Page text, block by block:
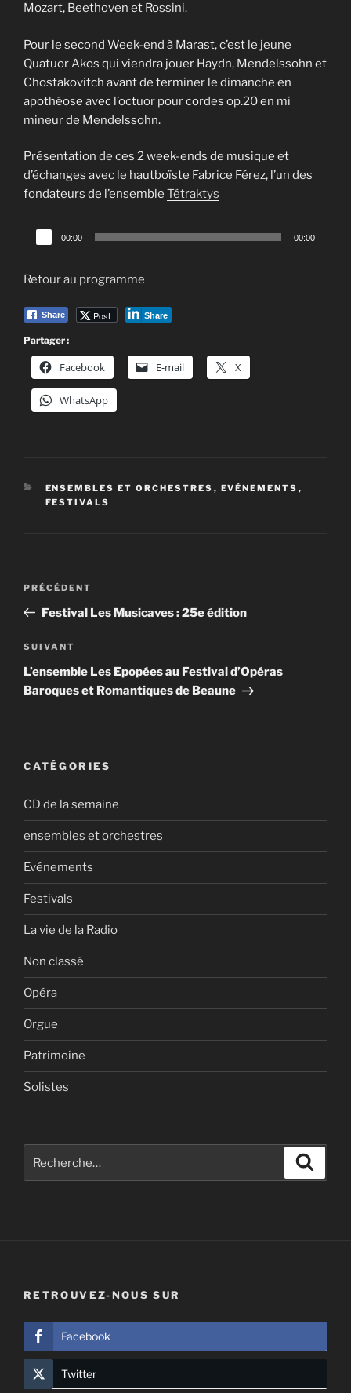
Mozart, Beethoven et Rossini.
Pour le second Week-end à Marast, c’est le jeune
Quatuor Akos qui viendra jouer Haydn, Mendelssohn et
Chostakovitch avant de terminer le dimanche en
apothéose avec l’octuor pour cordes op.20 en mi
mineur de Mendelssohn.
Présentation de ces 2 week-ends de musique et
d’échanges avec le hautboïste Fabrice Férez, l’un des
fondateurs de l’ensemble Tétraktys
Lecteur
audio
00:00 00:00
Retour au programme
Share Post Share
Partager :
Facebook E-mail X
WhatsApp
CATÉGORIES
ENSEMBLES ET ORCHESTRES , EVÉNEMENTS ,
FESTIVALS
Navigation
l’article
Article
précédent
PRÉCÉDENT
Festival Les Musicaves : 25e édition
Article
suivant
SUIVANT
L’ensemble Les Epopées au Festival d’Opéras
Baroques et Romantiques de Beaune
CATÉGORIES
CD de la semaine
ensembles et orchestres
Evénements
Festivals
La vie de la Radio
Non classé
Opéra
Orgue
Patrimoine
Solistes
pour
RETROUVEZ-NOUS SUR
Facebook
Twitter